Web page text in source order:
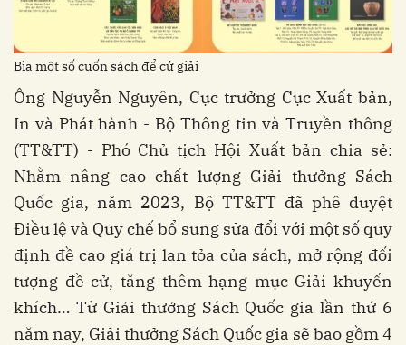
Bìa một số cuốn sách để cử giải
Ông Nguyễn Nguyên, Cục trưởng Cục Xuất bản,
In và Phát hành - Bộ Thông tin và Truyền thông
(TT&TT) - Phó Chủ tịch Hội Xuất bản chia sẻ:
Nhằm nâng cao chất lượng Giải thưởng Sách
Quốc gia, năm 2023, Bộ TT&TT đã phê duyệt
Điều lệ và Quy chế bổ sung sửa đổi với một số quy
định đề cao giá trị lan tỏa của sách, mở rộng đối
tượng đề cử, tăng thêm hạng mục Giải khuyến
khích… Từ Giải thưởng Sách Quốc gia lần thứ 6
năm nay, Giải thưởng Sách Quốc gia sẽ bao gồm 4